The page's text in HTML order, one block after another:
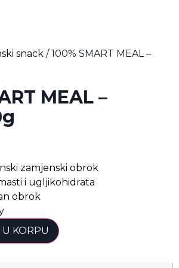
snack / 100% SMART MEAL –
MEAL –
zamjenski obrok
i ugljikohidrata
obrok
KORPU